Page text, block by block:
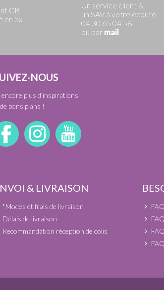
CB
en 3x
Un service client &
un SAV à votre écoute
04 30 65 04 58
ou par mail
NOUS
encore plus d'inspirations
bons plans !
& LIVRAISON
*Modes et frais de livraison
Délais de livraison
Recommandation réception de colis